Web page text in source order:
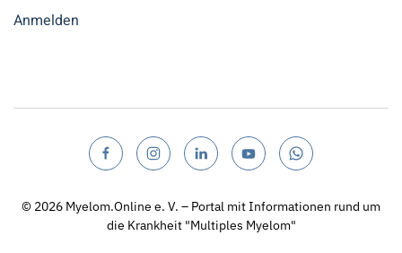
Anmelden
© 2026 Myelom.Online e. V. – Portal mit Informationen rund um
die Krankheit "Multiples Myelom"